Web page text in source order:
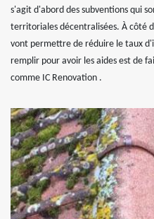
s'agit d'abord des subventions qui
territoriales décentralisées. À côté
vont permettre de réduire le taux
remplir pour avoir les aides est de
comme IC Renovation .